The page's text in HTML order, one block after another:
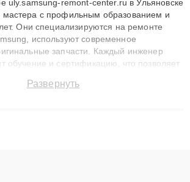
uly.samsung-remont-center.ru в Ульяновске
мастера с профильным образованием и
Они специализируются на ремонте
используют современное
запчасти. Каждый инженер
обучение и сертификацию, что позволяет
гарантии до 3 лет. Наши мастера
Развернуть